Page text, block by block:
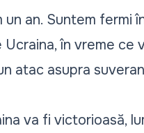
an. Suntem fermi
în vreme ce
atac asupra
va fi victorioasă,